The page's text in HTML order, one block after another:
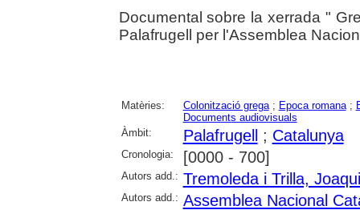
Documental sobre la xerrada "
Palafrugell per l'Assemblea
Matèries: Colonització grega; Epoca romana;
Documents audiovisuals
Àmbit:
Palafrugell ; Catalunya
Cronologia: [0000 - 700]
Autors add.: Tremoleda i Trilla,
Autors add.: Assemblea Nacional